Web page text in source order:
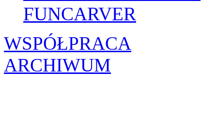
FUNCARVER
WSPÓŁPRACA
ARCHIWUM